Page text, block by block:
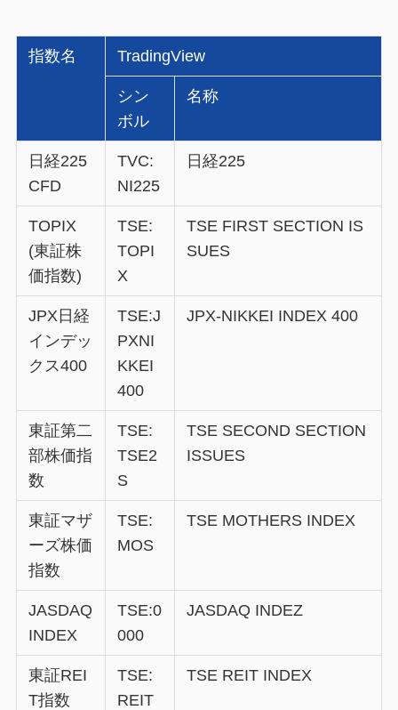
指数名 TradingView
シン
ボル
名称
日経225
CFD
TVC:
NI225
日経225
TOPIX
(東証株
価指数)
TSE:
TOPI
X
TSE FIRST SECTION IS
SUES
JPX日経
インデッ
クス400
TSE:J
PXNI
KKEI
400
JPX-NIKKEI INDEX 400
東証第二
部株価指
数
TSE:
TSE2
S
TSE SECOND SECTION
ISSUES
東証マザ
ーズ株価
指数
TSE:
MOS
TSE MOTHERS INDEX
JASDAQ
INDEX
TSE:0
000
JASDAQ INDEZ
東証REI
T指数
TSE:
REIT
TSE REIT INDEX